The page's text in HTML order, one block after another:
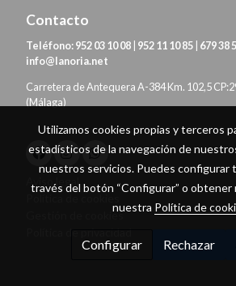
Contacto
Teléfono:952 03 10 08 952 11 10 85 679 38
info@lanoria.net
Carretera de Antequera A-384 Km. 102,5
(Málaga)
Aviso legal
Gestión de cookies
Utilizamos cookies propias y terceros
estadísticos de la navegación de
nuestros servicios. Puedes configurar
través del botón “Configurar” o obtener
nuestra Política de
Configurar Rechazar